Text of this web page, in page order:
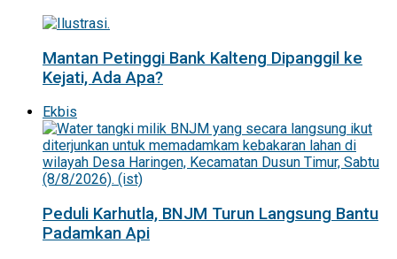
Mantan Petinggi Bank Kalteng Dipanggil ke
Kejati, Ada Apa?
Ekbis
Peduli Karhutla, BNJM Turun Langsung Bantu
Padamkan Api